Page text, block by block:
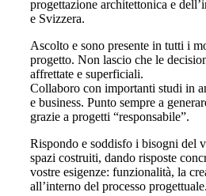
progettazione architettonica e
e Svizzera.
Ascolto e sono presente in tutti i
progetto. Non lascio che le
affrettate e superficiali.
Collaboro con importanti studi in
e business. Punto sempre a
grazie a progetti “responsabile”.
Rispondo e soddisfo i bisogni del
spazi costruiti, dando risposte
vostre esigenze: funzionalità, la
all’interno del processo progettuale.